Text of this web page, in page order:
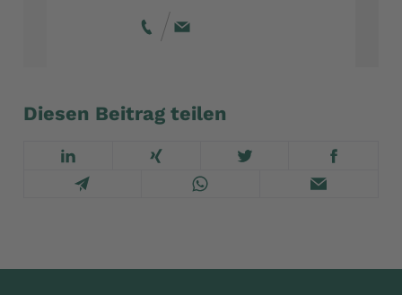
Diesen Beitrag teilen